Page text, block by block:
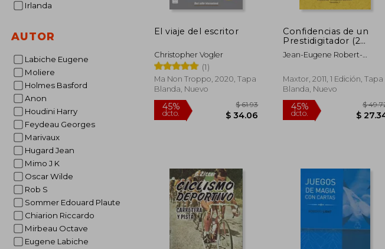
Irlanda
AUTOR
Labiche Eugene
Moliere
Holmes Basford
Anon
Houdini Harry
Feydeau Georges
Marivaux
Hugard Jean
Mimo J K
Oscar Wilde
Rob S
Sommer Edouard Plaute
Chiarion Riccardo
Mirbeau Octave
Eugene Labiche
El viaje del escritor
Christopher Vogler
(1)
Ma Non Troppo, 2020, Tapa
Blanda, Nuevo
45%
dcto.
Confidencias de un
Prestidigitador (2
Tomos en un
Volumen)
Jean-Eugene Robert-
Maxtor, 2011, 1 Edición, Tapa
Blanda, Nuevo
45%